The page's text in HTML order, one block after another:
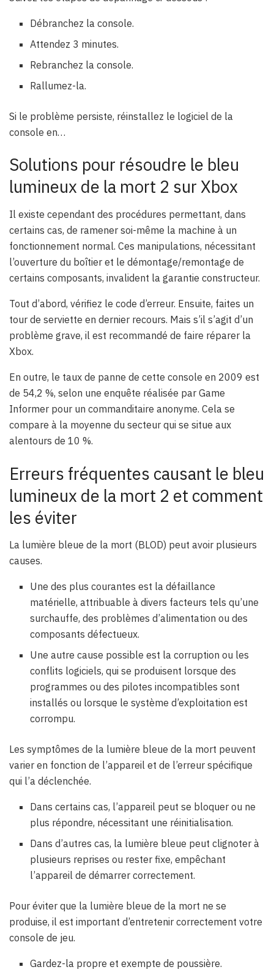
Débranchez la console.
Attendez 3 minutes.
Rebranchez la console.
Rallumez-la.
Si le problème persiste, réinstallez le logiciel de la
console en…
Solutions pour résoudre le bleu
lumineux de la mort 2 sur Xbox
Il existe cependant des procédures permettant, dans
certains cas, de ramener soi-même la machine à un
fonctionnement normal. Ces manipulations, nécessitant
l’ouverture du boîtier et le démontage/remontage de
certains composants, invalident la garantie constructeur.
Tout d’abord, vérifiez le code d’erreur. Ensuite, faites un
tour de serviette en dernier recours. Mais s’il s’agit d’un
problème grave, il est recommandé de faire réparer la
Xbox.
En outre, le taux de panne de cette console en 2009 est
de 54,2 %, selon une enquête réalisée par Game
Informer pour un commanditaire anonyme. Cela se
compare à la moyenne du secteur qui se situe aux
alentours de 10 %.
Erreurs fréquentes causant le bleu
lumineux de la mort 2 et comment
les éviter
La lumière bleue de la mort (BLOD) peut avoir plusieurs
causes.
Une des plus courantes est la défaillance
matérielle, attribuable à divers facteurs tels qu’une
surchauffe, des problèmes d’alimentation ou des
composants défectueux.
Une autre cause possible est la corruption ou les
conflits logiciels, qui se produisent lorsque des
programmes ou des pilotes incompatibles sont
installés ou lorsque le système d’exploitation est
corrompu.
Les symptômes de la lumière bleue de la mort peuvent
varier en fonction de l’appareil et de l’erreur spécifique
qui l’a déclenchée.
Dans certains cas, l’appareil peut se bloquer ou ne
plus répondre, nécessitant une réinitialisation.
Dans d’autres cas, la lumière bleue peut clignoter à
plusieurs reprises ou rester fixe, empêchant
l’appareil de démarrer correctement.
Pour éviter que la lumière bleue de la mort ne se
produise, il est important d’entretenir correctement votre
console de jeu.
Gardez-la propre et exempte de poussière.